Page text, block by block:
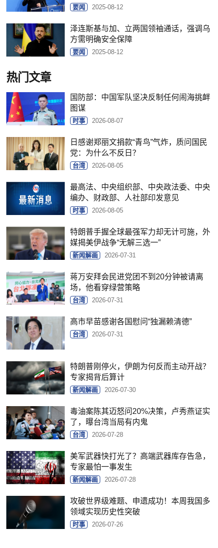
要闻 2025-08-12
泽连斯基与加、立两国领袖通话，强调乌
方需明确安全保障
要闻 2025-08-12
热门文章
国防部：中国军队坚决反制任何闹海挑衅
图谋
时事 2026-08-07
日感谢郑丽文捐款“青鸟”气炸，质问国民
党：为什么不反日？
台湾 2026-08-05
最高法、中央组织部、中央政法委、中央
编办、财政部、人社部印发意见
时事 2026-08-05
特朗普手握全球最强军力却无计可施，外
媒揭美伊战争“无解三选一”
新闻解画 2026-07-31
蒋万安拜会民进党团不到20分钟被请离
场，他看穿绿营策略
台湾 2026-07-31
高市早苗感谢各国慰问“独漏赖清德”
台湾 2026-07-31
特朗普刚停火，伊朗为何反而主动开战？
专家揭背后算计
新闻解画 2026-07-30
毒油案陈其迈怒问20%决策，卢秀燕证实
了，曝台湾当局有内鬼
台湾 2026-07-28
美军武器快打光了？高端武器库存告急，
专家最怕一事发生
新闻解画 2026-07-28
攻破世界级难题、申遗成功！本周我国多
领域实现历史性突破
时事 2026-07-26